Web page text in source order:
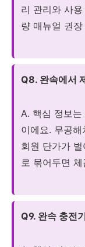
리 관리와 사
량 매뉴얼 권
Q8. 완속에서
A. 핵심 정보
이에요. 무공해
회원 단가가
로 묶어두면
Q9. 완속 충전